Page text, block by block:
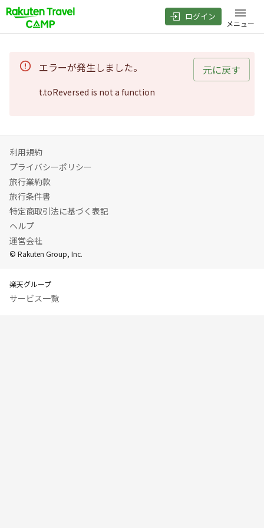
ログイン
メニュー
エラーが発生しました。
t.toReversed is not a function
元に戻す
利用規約
プライバシーポリシー
旅行業約款
旅行条件書
特定商取引法に基づく表記
ヘルプ
運営会社
© Rakuten Group, Inc.
楽天グループ
サービス一覧